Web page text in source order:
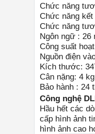
Chức năng
Chức năng
Chức năng
Ngôn ngữ : 26
Công suất
Nguồn điện
Kích thước:
Cân nặng: 4 kg
Bảo hành : 24
Công nghệ
Hầu hết các
cấp hình ảnh
hình ảnh cao